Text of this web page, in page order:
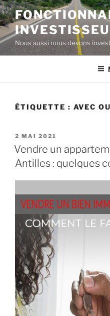
Aller
au
contenu
principalNous aussi nous devons
ÉTIQUETTE : AVEC
PUBLIÉ
LE
2 MAI 2021
Vendre un
Antilles : quelques